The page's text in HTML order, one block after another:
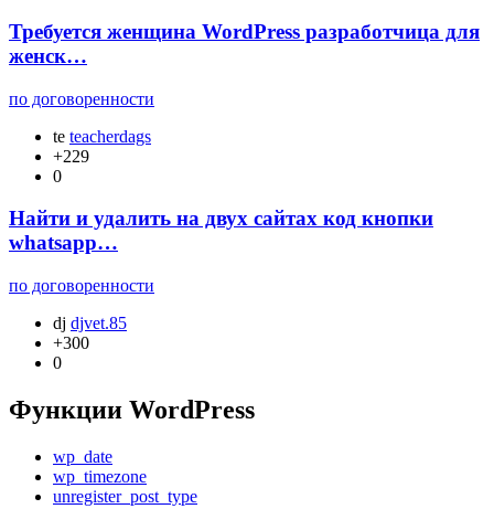
Требуется женщина WordPress разработчица для
женск…
по договоренности
te teacherdags
+229
0
Найти и удалить на двух сайтах код кнопки
whatsapp…
по договоренности
dj djvet.85
+300
0
Функции WordPress
wp_date
wp_timezone
unregister_post_type